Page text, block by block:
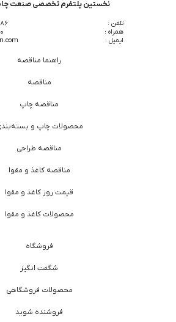
نخستین پلتفرم تخصصی صنعت چاپ
تلفن :
همراه :
ایمیل :
راهنما مناقصه
مناقصه
مناقصه چاپ
محصولات چاپ و
مناقصه طراحی
مناقصه کاغذ و مقوا
قیمت روز کاغذ و مقوا
محصولات کاغذ و مقوا
فروشگاه
شگفت انگیز
محصولات فروشگاهی
فروشنده شوید